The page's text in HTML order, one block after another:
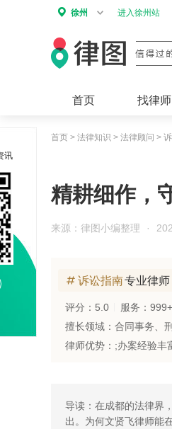
徐州 进入徐州站
首页 找律师
首页 > 法律知识 > 法律顾问 >
精耕细作，
来源：律图小编整理 ·
诉讼指南专业律师
评分：5.0 服务：
擅长领域：合同事务、
律师优势：;办案经验丰
导读：在成都的法律界
出。为何文贤飞律师能
讯